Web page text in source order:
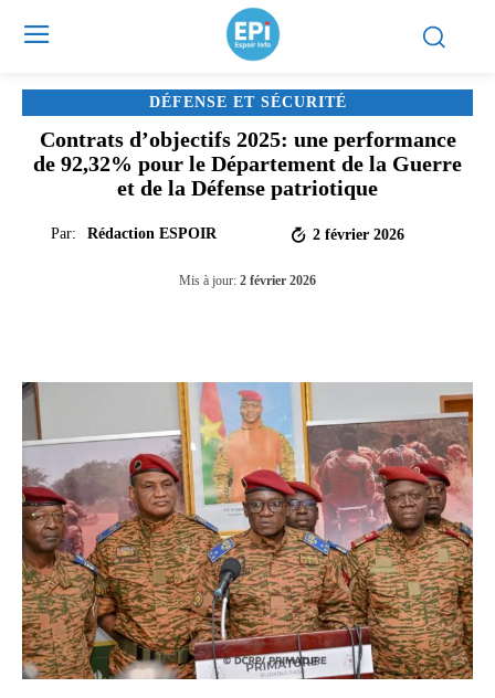
DÉFENSE ET SÉCURITÉ
Contrats d’objectifs 2025: une performance
de 92,32% pour le Département de la Guerre
et de la Défense patriotique
Par: Rédaction ESPOIR 2 février 2026
Mis à jour: 2 février 2026